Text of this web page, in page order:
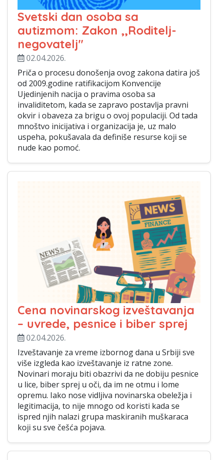
Svetski dan osoba sa
autizmom: Zakon ,,Roditelj-
negovatelj"
02.04.2026.
Priča o procesu donošenja ovog zakona datira još
od 2009.godine ratifikacijom Konvencije
Ujedinjenih nacija o pravima osoba sa
invaliditetom, kada se zapravo postavlja pravni
okvir i obaveza za brigu o ovoj populaciji. Od tada
mnoštvo inicijativa i organizacija je, uz malo
uspeha, pokušavala da definiše resurse koji se
nude kao pomoć.
Cena novinarskog izveštavanja
– uvrede, pesnice i biber sprej
02.04.2026.
Izveštavanje za vreme izbornog dana u Srbiji sve
više izgleda kao izveštavanje iz ratne zone.
Novinari moraju biti obazrivi da ne dobiju pesnice
u lice, biber sprej u oči, da im ne otmu i lome
opremu. Iako nose vidljiva novinarska obeležja i
legitimacija, to nije mnogo od koristi kada se
ispred njih nalazi grupa maskiranih muškaraca
koji su sve češća pojava.